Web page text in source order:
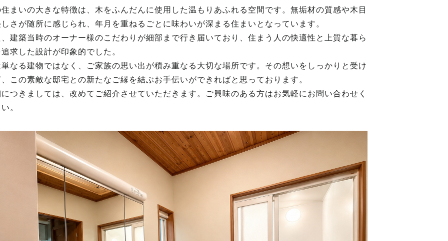
まいの大きな特徴は、木をふんだんに使用した温もりあふれる空間です。無垢材の質感や木目
さが随所に感じられ、年月を重ねるごとに味わいが深まる住まいとなっています。
建築当時のオーナー様のこだわりが細部まで行き届いており、住まう人の快適性と上質な暮ら
求した設計が印象的でした。
なる建物ではなく、ご家族の思い出が積み重なる大切な場所です。その想いをしっかりと受け
この素敵な邸宅との新たなご縁を結ぶお手伝いができればと思っております。
つきましては、改めてご紹介させていただきます。ご興味のある方はお気軽にお問い合わせく
。